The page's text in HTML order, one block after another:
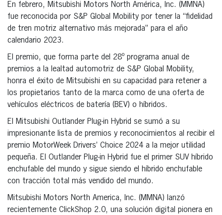
En febrero, Mitsubishi Motors North América, Inc. (MMNA)
fue reconocida por S&P Global Mobility por tener la “fidelidad
de tren motriz alternativo más mejorada” para el año
calendario 2023.
El premio, que forma parte del 28º programa anual de
premios a la lealtad automotriz de S&P Global Mobility,
honra el éxito de Mitsubishi en su capacidad para retener a
los propietarios tanto de la marca como de una oferta de
vehículos eléctricos de batería (BEV) o híbridos.
El Mitsubishi Outlander Plug-in Hybrid se sumó a su
impresionante lista de premios y reconocimientos al recibir el
premio MotorWeek Drivers’ Choice 2024 a la mejor utilidad
pequeña. El Outlander Plug-in Hybrid fue el primer SUV híbrido
enchufable del mundo y sigue siendo el híbrido enchufable
con tracción total más vendido del mundo.
Mitsubishi Motors North America, Inc. (MMNA) lanzó
recientemente ClickShop 2.0, una solución digital pionera en